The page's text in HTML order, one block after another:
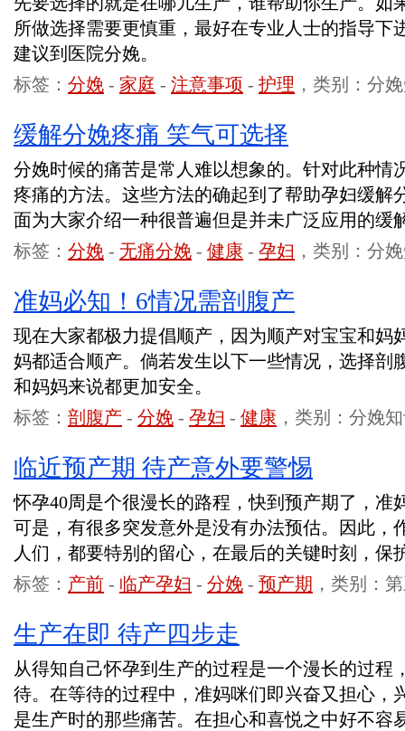
所做选择需要更慎重，最好在专业人士的指导下
建议到医院分娩。
标签： 分娩 - 家庭 - 注意事项 - 护理 ，类别：分
缓解分娩疼痛 笑气可选择
分娩时候的痛苦是常人难以想象的。针对此种情
疼痛的方法。这些方法的确起到了帮助孕妇缓解
面为大家介绍一种很普遍但是并未广泛应用的
标签： 分娩 - 无痛分娩 - 健康 - 孕妇 ，类别：分
准妈必知！6情况需剖腹产
现在大家都极力提倡顺产，因为顺产对宝宝和妈
妈都适合顺产。倘若发生以下一些情况，选择剖
和妈妈来说都更加安全。
标签： 剖腹产 - 分娩 - 孕妇 - 健康 ，类别：分娩
临近预产期 待产意外要警惕
怀孕40周是个很漫长的路程，快到预产期了，准
可是，有很多突发意外是没有办法预估。因此，
人们，都要特别的留心，在最后的关键时刻，保
标签： 产前 - 临产孕妇 - 分娩 - 预产期 ，类别：
生产在即 待产四步走
从得知自己怀孕到生产的过程是一个漫长的过程
待。在等待的过程中，准妈咪们即兴奋又担心，
是生产时的那些痛苦。在担心和喜悦之中好不容